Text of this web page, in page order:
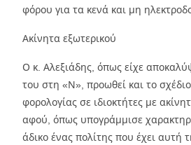
φόρου για τα κενά και μη
Ακίνητα εξωτερικού
Ο κ. Αλεξιάδης, όπως είχε
του στη «Ν», προωθεί και το
φορολογίας σε ιδιοκτήτες με
αφού, όπως υπογράμμισε
άδικο ένας πολίτης που έχει αυτή